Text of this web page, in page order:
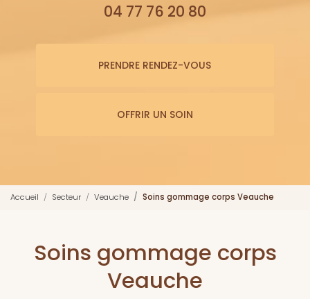
04 77 76 20 80
PRENDRE RENDEZ-VOUS
OFFRIR UN SOIN
Accueil Secteur Veauche Soins gommage corps Veauche
Soins gommage corps
Veauche